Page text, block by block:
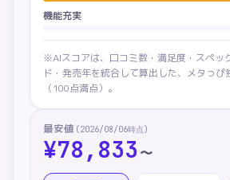
機能充実
※AIスコアは、口コミ数・満足度・スペッ
ド・発売年を統合して算出した、メタっぴ
（100点満点）。
最安値 (2026/08/06時点)
¥78,833 〜